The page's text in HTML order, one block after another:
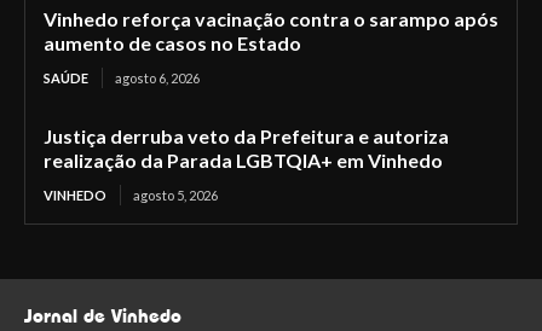
Vinhedo reforça vacinação contra o sarampo após
aumento de casos no Estado
SAÚDE agosto 6, 2026
Justiça derruba veto da Prefeitura e autoriza
realização da Parada LGBTQIA+ em Vinhedo
VINHEDO agosto 5, 2026
Jornal de Vinhedo